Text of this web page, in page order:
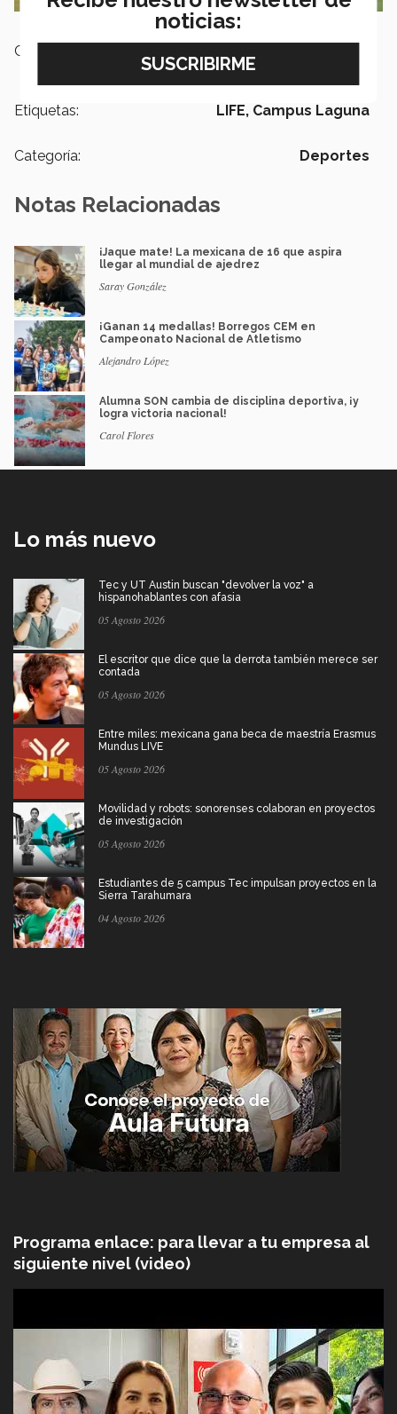
Campus:
Etiquetas: LIFE, Campus Laguna
Categoría: Deportes
Notas Relacionadas
¡Jaque mate! La mexicana de 16 que aspira
llegar al mundial de ajedrez
Saray González
¡Ganan 14 medallas! Borregos CEM en
Campeonato Nacional de Atletismo
Alejandro López
Alumna SON cambia de disciplina deportiva, ¡y
logra victoria nacional!
Carol Flores
Lo más nuevo
Tec y UT Austin buscan "devolver la voz" a
hispanohablantes con afasia
05 Agosto 2026
El escritor que dice que la derrota también merece ser
contada
05 Agosto 2026
Entre miles: mexicana gana beca de maestría Erasmus
Mundus LIVE
05 Agosto 2026
Movilidad y robots: sonorenses colaboran en proyectos
de investigación
05 Agosto 2026
Estudiantes de 5 campus Tec impulsan proyectos en la
Sierra Tarahumara
04 Agosto 2026
Programa enlace: para llevar a tu empresa al
siguiente nivel (video)
noticias: